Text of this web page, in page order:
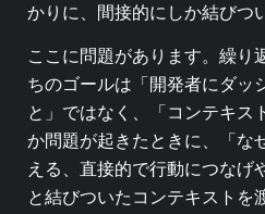
かりに、間接的にしか結びつ
ここに問題があります。繰り
ちのゴールは「開発者にダッ
と」ではなく、「コンテキス
か問題が起きたときに、「な
える、直接的で行動につなげ
と結びついたコンテキストを